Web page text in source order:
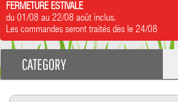
FERMETURE ESTIVALE
du 01/08 au 22/08 août inclus.
Les commandes seront traités dès le 24/08
CATEGORY